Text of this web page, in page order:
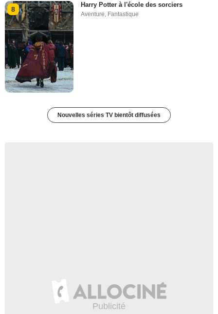
8
Harry Potter à l'école des sorciers
Aventure, Fantastique
Nouvelles séries TV bientôt diffusées